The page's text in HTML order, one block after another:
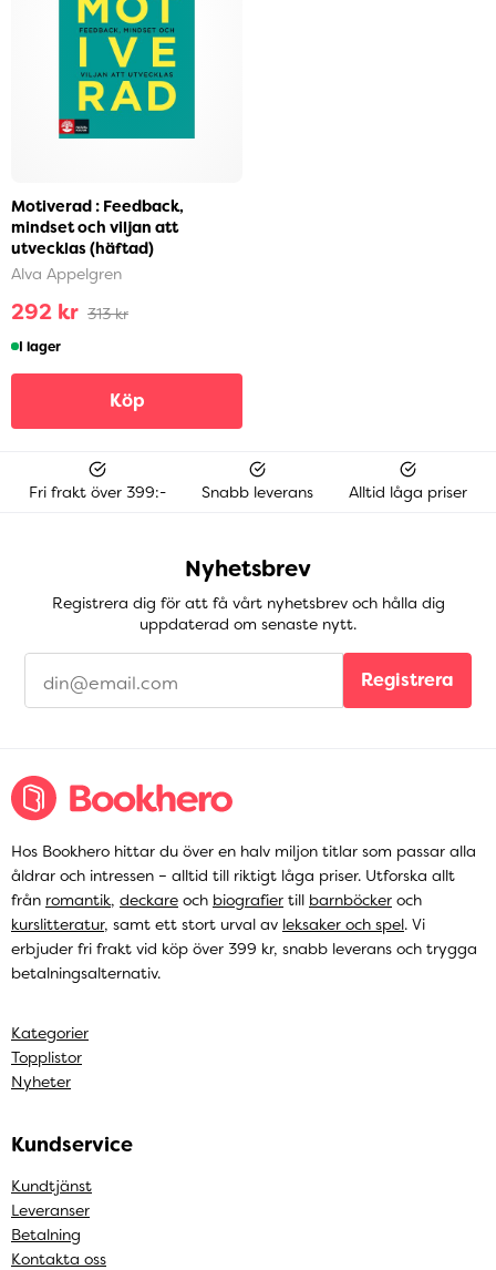
Motiverad : Feedback,
mindset och viljan att
utvecklas (häftad)
Alva Appelgren
292 kr 313 kr
I lager
Köp
Fri frakt över 399:- Snabb leverans Alltid låga priser
Nyhetsbrev
Registrera dig för att få vårt nyhetsbrev och hålla dig
uppdaterad om senaste nytt.
Registrera
Hos Bookhero hittar du över en halv miljon titlar som passar alla
åldrar och intressen – alltid till riktigt låga priser. Utforska allt
från romantik, deckare och biografier till barnböcker och
kurslitteratur, samt ett stort urval av leksaker och spel. Vi
erbjuder fri frakt vid köp över 399 kr, snabb leverans och trygga
betalningsalternativ.
Kategorier
Topplistor
Nyheter
Kundservice
Kundtjänst
Leveranser
Betalning
Kontakta oss